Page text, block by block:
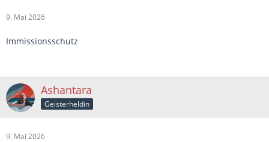
9. Mai 2026
Immissionsschutz
Ashantara
Geisterheldin
9. Mai 2026